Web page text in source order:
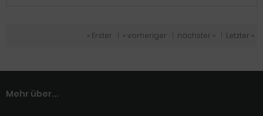
« Erster « vorheriger nächster » Letzter »
Mehr über...